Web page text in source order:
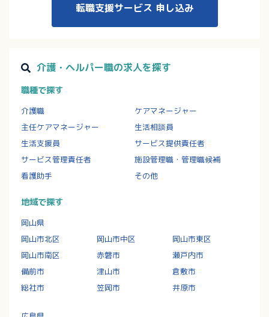
転職支援サービス 申し込み
介護・ヘルパー職の求人を探す
職種で探す
介護職
ケアマネージャー
主任ケアマネージャー
生活相談員
生活支援員
サービス提供責任者
サービス管理責任者
施設管理職・管理職候補
看護助手
その他
地域で探す
岡山県
岡山市北区
岡山市中区
岡山市東区
岡山市南区
赤磐市
瀬戸内市
備前市
津山市
倉敷市
総社市
笠岡市 井原市